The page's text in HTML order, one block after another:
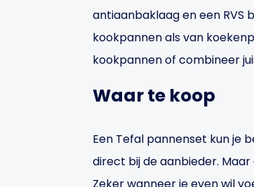
antiaanbaklaag en een RVS
kookpannen als van
kookpannen of combineer
Waar te koop
Een Tefal pannenset kun je
direct bij de aanbieder.